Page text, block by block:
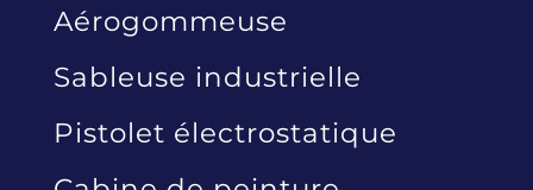
Aérogommeuse
Sableuse industrielle
Pistolet électrostatique